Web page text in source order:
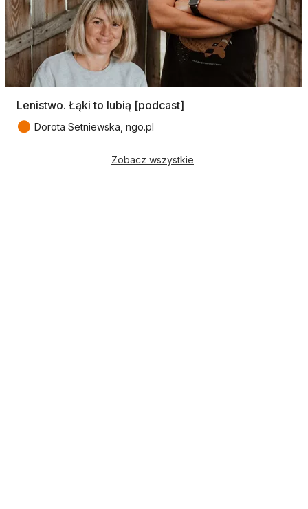
Lenistwo. Łąki to lubią [podcast]
● Dorota Setniewska, ngo.pl
Zobacz wszystkie